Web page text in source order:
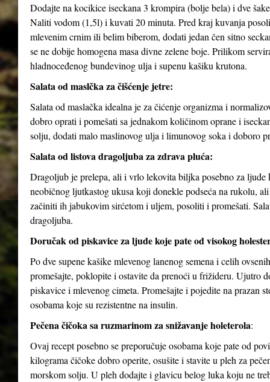
Dodajte na kocikice iseckana 3 krompira (bolje bela) i dve
Naliti vodom (1,5l) i kuvati 20 minuta. Pred kraj kuvanja
mlevenim crnim ili belim biberom, dodati jedan čen sitno
se ne dobije homogena masa divne zelene boje. Prilikom
hladnoceđenog bundevinog ulja i supenu kašiku krutona.
Salata od maslčka za čišćenje jetre:
Salata od maslačka idealna je za čićenje organizma i
dobro oprati i pomešati sa jednakom količinom oprane i
solju, dodati malo maslinovog ulja i limunovog soka i doboro
Salata od listova dragoljuba za zdrava pluća:
Dragoljub je prelepa, ali i vrlo lekovita biljka posebno za
neobičnog ljutkastog ukusa koji donekle podseća na rukolu,
začiniti ih jabukovim sirćetom i uljem, posoliti i promešati.
dragoljuba.
Doručak od piskavice za ljude koje pate od visokog
Po dve supene kašike mlevenog lanenog semena i celih
promešajte, poklopite i ostavite da prenoći u frižideru. Ujutro
piskavice i mlevenog cimeta. Promešajte i pojedite na prazan
osobama koje su rezistentne na insulin.
Pečena čičoka sa ruzmarinom za snižavanje holeterola:
Ovaj recept posebno se preporučuje osobama koje pate od
kilograma čičoke dobro operite, osušite i stavite u pleh za
morskom solju. U pleh dodajte i glavicu belog luka koju ne